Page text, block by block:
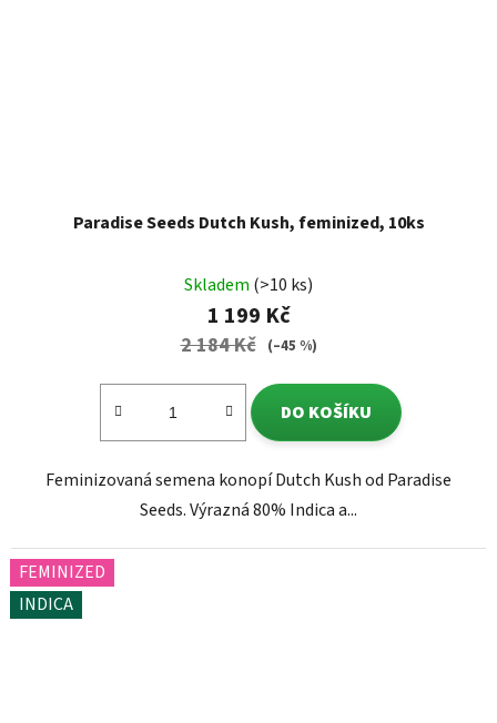
Paradise Seeds Dutch Kush, feminized, 10ks
Skladem (>10 ks)
1 199 Kč
2 184 Kč (–45 %)
DO KOŠÍKU
Feminizovaná semena konopí Dutch Kush od Paradise
Seeds. Výrazná 80% Indica a...
FEMINIZED
INDICA